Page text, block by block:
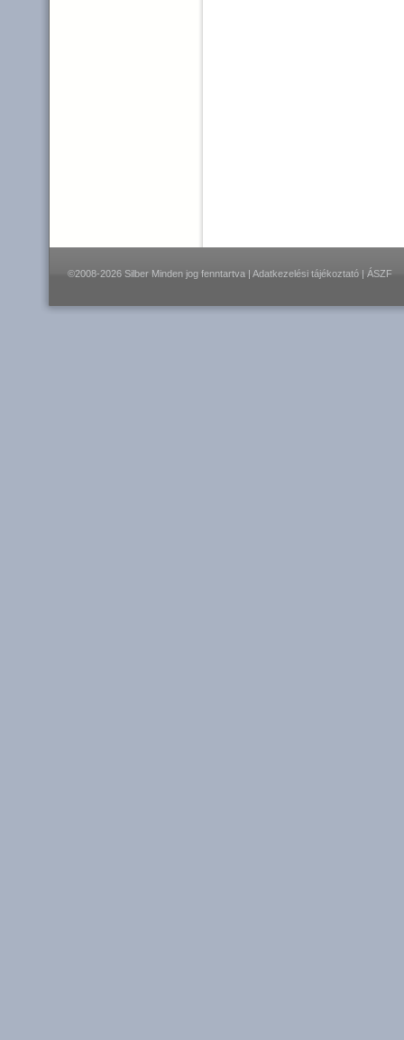
©2008-2026 Silber Minden jog fenntartva | Adatkezelési tájékoztató| ÁSZF